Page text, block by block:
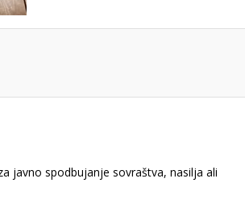
javno spodbujanje sovraštva, nasilja ali